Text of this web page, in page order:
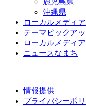
沖縄県
ローカルメディ
テーマピックア
ローカルメディ
ニュースなまち
情報提供
プライバシーポ